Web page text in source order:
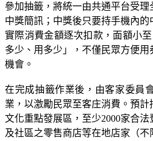
參加抽籤，將統一由共通平台受
中獎簡訊；中獎後只要持手機內
實際消費金額逐次扣款，面額小
多少、用多少」，不僅民眾方便
機會。
在完成抽籤作業後，由客家委員
業，以激勵民眾至客庄消費。預計
文化重點發展區，至少2000家合
及社區之零售商店等在地店家（